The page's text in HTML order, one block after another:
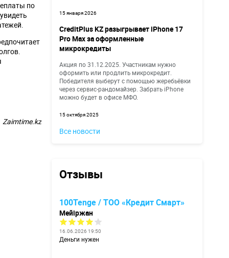
15 января 2026
CreditPlus KZ разыгрывает iPhone 17
Pro Max за оформленные
микрокредиты
Акция по 31.12.2025. Участникам нужно
оформить или продлить микрокредит.
Победителя выберут с помощью жеребьёвки
через сервис-рандомайзер. Забрать iPhone
можно будет в офисе МФО.
15 октября 2025
Все новости
Отзывы
100Tenge / ТОО «Кредит Смарт»
Мейіржан
16.06.2026 19:50
Деньги нужен
по
Zaimtime.kz